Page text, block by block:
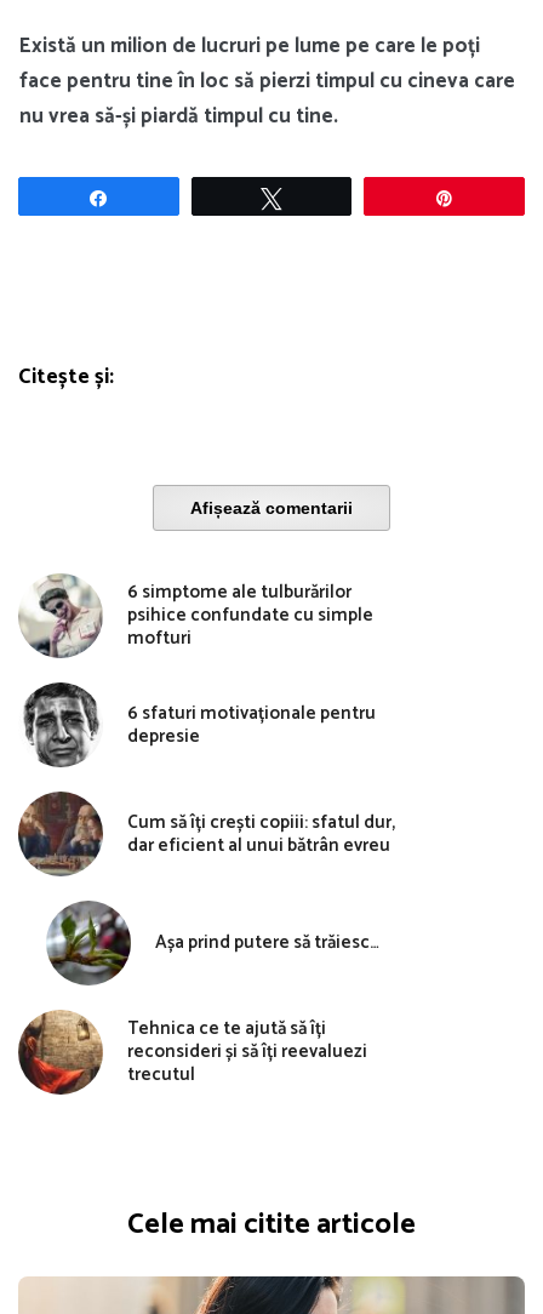
Există un milion de lucruri pe lume pe care le poți
face pentru tine în loc să pierzi timpul cu cineva care
nu vrea să-și piardă timpul cu tine.
Citește și:
Afișează comentarii
6 simptome ale tulburărilor
psihice confundate cu simple
mofturi
6 sfaturi motivaționale pentru
depresie
Cum să îți crești copiii: sfatul dur,
dar eficient al unui bătrân evreu
Așa prind putere să trăiesc…
Tehnica ce te ajută să îți
reconsideri și să îți reevaluezi
trecutul
Cele mai citite articole